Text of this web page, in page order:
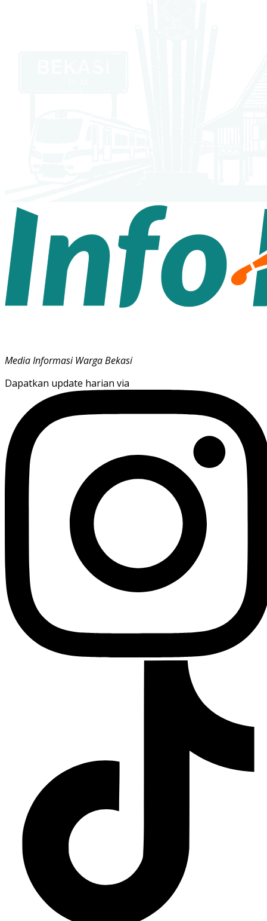
Media Informasi Warga Bekasi
Dapatkan update harian via